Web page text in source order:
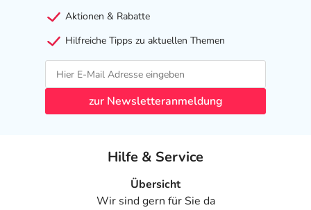
Aktionen & Rabatte
Hilfreiche Tipps zu aktuellen Themen
zur Newsletteranmeldung
Hilfe & Service
Übersicht
Wir sind gern für Sie da